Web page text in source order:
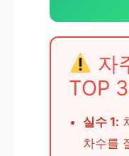
자
TOP 3
실수 1:
차수를